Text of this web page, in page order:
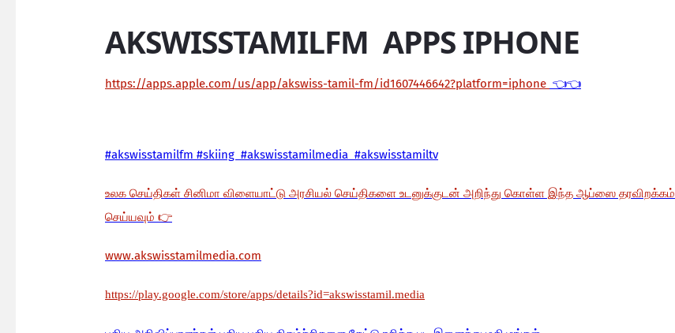
AKSWISSTAMILFM APPS IPHONE
https://apps.apple.com/us/app/akswiss-tamil-fm/id1607446642?platform=iphone 👈👈
#akswisstamilfm #skiing #akswisstamilmedia #akswisstamiltv
உலக செய்திகள் சினிமா விளையாட்டு அரசியல் செய்திகளை உடனுக்குடன் அறிந்து கொள்ள இந்த ஆப்ஸை தரவிறக்கம்
செய்யவும் 👉
www.akswisstamilmedia.com
https://play.google.com/store/apps/details?id=akswisstamil.media